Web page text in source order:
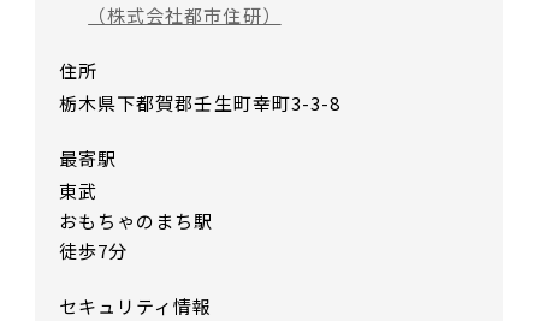
（株式会社都市住研）
住所
栃木県下都賀郡壬生町幸町3-3-8
最寄駅
東武
おもちゃのまち駅
徒歩7分
セキュリティ情報